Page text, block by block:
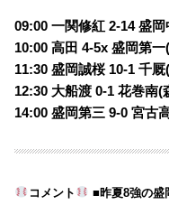
09:00 一関修紅 2-14 盛
10:00 高田 4-5x 盛岡第一
11:30 盛岡誠桜 10-1 千厩
12:30 大船渡 0-1 花巻南(
14:00 盛岡第三 9-0 宮古
コメント
■昨夏8強の盛